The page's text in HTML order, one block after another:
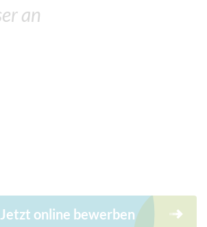
an
Jetzt online bewerben